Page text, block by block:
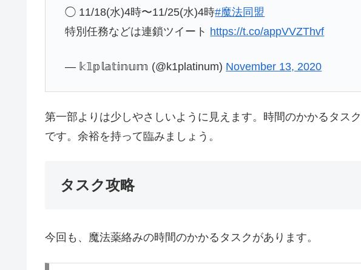
◯ 11/18(水)4時〜11/25(水)4時#魔法同盟
特別任務などは連鎖ツイート https://t.co/appVVZThvf
— 𝕜𝟙𝕡𝕝𝕒𝕥𝕚𝕟𝕦𝕞 (@k1platinum) November 13, 2020
第一部よりは少しやさしいように見えます。時間のかかるタス
です。余裕を持って臨みましょう。
タスク攻略
今回も、魔法薬絡みの時間のかかるタスクがあります。